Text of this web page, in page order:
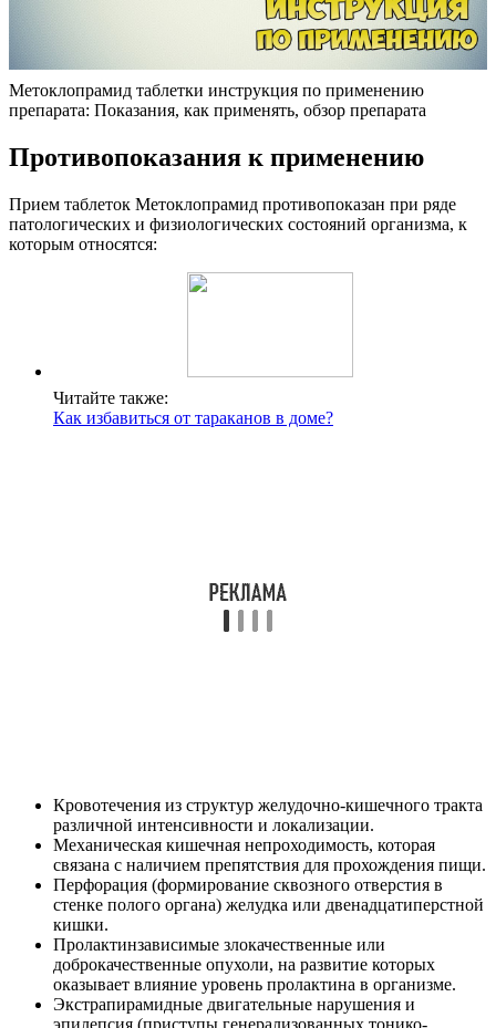
Метоклопрамид таблетки инструкция по применению
препарата: Показания, как применять, обзор препарата
Противопоказания к применению
Прием таблеток Метоклопрамид противопоказан при ряде
патологических и физиологических состояний организма, к
которым относятся:
Читайте также:
Как избавиться от тараканов в доме?
Кровотечения из структур желудочно-кишечного тракта
различной интенсивности и локализации.
Механическая кишечная непроходимость, которая
связана с наличием препятствия для прохождения пищи.
Перфорация (формирование сквозного отверстия в
стенке полого органа) желудка или двенадцатиперстной
кишки.
Пролактинзависимые злокачественные или
доброкачественные опухоли, на развитие которых
оказывает влияние уровень пролактина в организме.
Экстрапирамидные двигательные нарушения и
эпилепсия (приступы генерализованных тонико-